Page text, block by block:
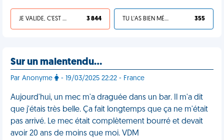
JE VALIDE, C'EST UNE VDM 3 844 TU L'AS BIEN MÉRITÉ 355
Sur un malentendu…
Par Anonyme - 19/03/2025 22:22 - France
Aujourd'hui, un mec m'a draguée dans un bar. Il m'a dit
que j'étais très belle. Ça fait longtemps que ça ne m'était
pas arrivé. Le mec était complètement bourré et devait
avoir 20 ans de moins que moi. VDM